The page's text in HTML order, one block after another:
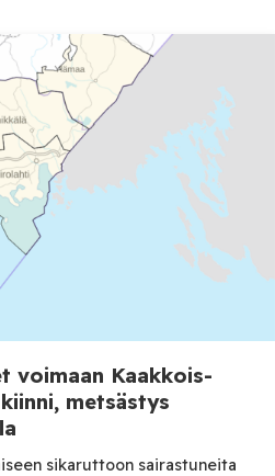
alueen rajavaltuutettuun. *
vastasi Posi TV:n
jälkeen. Vastauksesta
Suomen ASF-tapauksesta
[…]
voimaan Kaakkois-
metsästys
sikaruttoon sairastuneita